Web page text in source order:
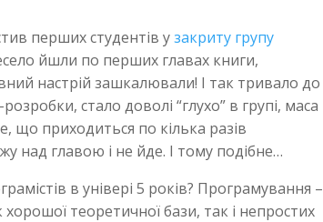
перших студентів узакриту групу
йшли по перших главах книги,
настрій зашкалювали! І так тривало до
стало доволі “глухо” в групі, маса
що приходиться по кілька разів
над главою і не йде. І тому подібне…
в універі 5 років? Програмування –
теоретичної бази, так і непростих